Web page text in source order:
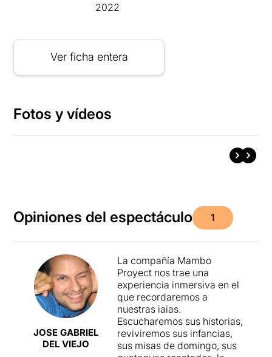
2022
Ver ficha entera
Fotos y vídeos
Opiniones del espectáculo 1
JOSE GABRIEL
DEL VIEJO
La compañía Mambo
Proyect nos trae una
experiencia inmersiva en el
que recordaremos a
nuestras iaias.
Escucharemos sus historias,
reviviremos sus infancias,
sus misas de domingo, sus